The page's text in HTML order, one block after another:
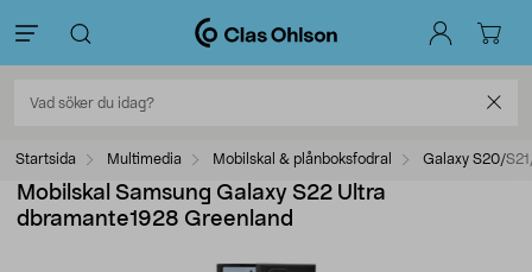
Startsida Multimedia Mobilskal & plånboksfodral Galaxy S20/
Mobilskal Samsung Galaxy S22 Ultra
dbramante1928 Greenland